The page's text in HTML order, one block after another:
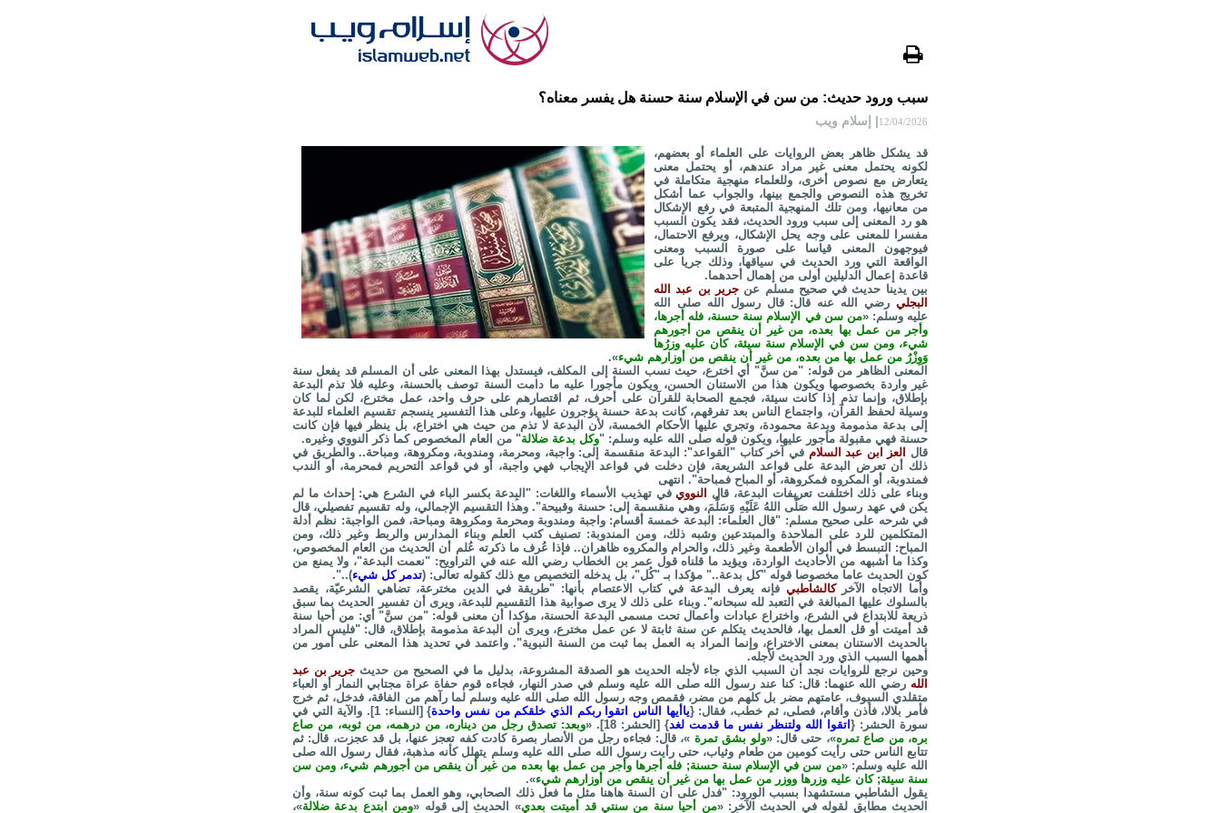
سبب ورود حديث: من سن في الإسلام سنة حسنة هل يفسر معناه؟
12/04/2026| إسلام ويب
قد يشكل ظاهر بعض الروايات على العلماء أو بعضهم،
لكونه يحتمل معنى غير مراد عندهم، أو يحتمل معنى
يتعارض مع نصوص أخرى، وللعلماء منهجية متكاملة في
تخريج هذه النصوص والجمع بينها، والجواب عما أشكل
من معانيها، ومن تلك المنهجية المتبعة في رفع الإشكال
هو رد المعنى إلى سبب ورود الحديث، فقد يكون السبب
مفسرا للمعنى على وجه يحل الإشكال، ويرفع الاحتمال،
فيوجهون المعنى قياسا على صورة السبب ومعنى
الواقعة التي ورد الحديث في سياقها، وذلك جريا على
قاعدة إعمال الدليلين أولى من إهمال أحدهما.
بين يدينا حديث في صحيح مسلم عنجرير بن عبد الله
البجلي رضي الله عنه قال: قال رسول الله صلى الله
عليه وسلم: «من سن في الإسلام سنة حسنة، فله أجرها،
وأجر من عمل بها بعده، من غير أن ينقص من أجورهم
شيء، ومن سن في الإسلام سنة سيئة، كان عليه وزرُها
وَوِزْرُ من عمل بها من بعده، من غير أن ينقص من أوزارهم شيء».
المعنى الظاهر من قوله: "من سنَّ" أي اخترع، حيث نسب السنة إلى المكلف، فيستدل بهذا المعنى على أن المسلم قد يفعل سنة
غير واردة بخصوصها ويكون هذا من الاستنان الحسن، ويكون مأجورا عليه ما دامت السنة توصف بالحسنة، وعليه فلا تذم البدعة
بإطلاق، وإنما تذم إذا كانت سيئة، فجمع الصحابة للقرآن على أحرف، ثم اقتصارهم على حرف واحد، عمل مخترع، لكن لما كان
وسيلة لحفظ القرآن، واجتماع الناس بعد تفرقهم، كانت بدعة حسنة يؤجرون عليها، وعلى هذا التفسير ينسجم تقسيم العلماء للبدعة
إلى بدعة مذمومة وبدعة محمودة، وتجري عليها الأحكام الخمسة، لأن البدعة لا تذم من حيث هي اختراع، بل ينظر فيها فإن كانت
حسنة فهي مقبولة مأجور عليها، ويكون قوله صلى الله عليه وسلم: "وكل بدعة ضلالة" من العام المخصوص كما ذكر النووي وغيره.
قال
العز ابن عبد السلام في آخر كتاب "القواعد": البدعة منقسمة إلى: واجبة، ومحرمة، ومندوبة، ومكروهة، ومباحة.. والطريق في
ذلك أن تعرض البدعة على قواعد الشريعة، فإن دخلت في قواعد الإيجاب فهي واجبة، أو في قواعد التحريم فمحرمة، أو الندب
فمندوبة، أو المكروه فمكروهة، أو المباح فمباحة". انتهى
وبناء على ذلك اختلفت تعريفات البدعة، قال
النوويفي تهذيب الأسماء واللغات: "البِدعة بكسر الباء في الشرع هي: إحداث ما لم
يكن في عهد رسول الله صَلَّى اللهُ عَلَيْهِ وَسَلَّمَ، وهي منقسمة إلى: حسنة وقبيحة". وهذا التقسيم الإجمالي، وله تقسيم تفصيلي، قال
في شرحه على صحيح مسلم: "قال العلماء: البدعة خمسة أقسام: واجبة ومندوبة ومحرمة ومكروهة ومباحة، فمن الواجبة: نظم أدلة
المتكلمين للرد على الملاحدة والمبتدعين وشبه ذلك، ومن المندوبة: تصنيف كتب العلم وبناء المدارس والربط وغير ذلك، ومن
المباح: التبسط في ألوان الأطعمة وغير ذلك، والحرام والمكروه ظاهران.. فإذا عُرف ما ذكرته عُلم أن الحديث من العام المخصوص،
وكذا ما أشبهه من الأحاديث الواردة، ويؤيد ما قلناه قول عمر بن الخطاب رضي الله عنه في التراويح: "نعمت البدعة"، ولا يمنع من
كون الحديث عاما مخصوصا قوله "كل بدعة.." مؤكدا بـ "كُل"، بل يدخله التخصيص مع ذلك كقوله تعالى: (تدمر كل شيء)..".
وأما الاتجاه الآخركالشاطبي فإنه يعرف البدعة في كتاب الاعتصام بأنها: "طريقة في الدين مخترعة، تضاهي الشرعيّة، يقصد
بالسلوك عليها المبالغة في التعبد لله سبحانه". وبناء على ذلك لا يرى صوابية هذا التقسيم للبدعة، ويرى أن تفسير الحديث بما سبق
ذريعة للابتداع في الشرع، واختراع عبادات وأعمال تحت مسمى البدعة الحسنة، مؤكدا أن معنى قوله: "من سنَّ" أي: من أحيا سنة
قد أميتت أو قل العمل بها، فالحديث يتكلم عن سنة ثابتة لا عن عمل مخترع، ويرى أن البدعة مذمومة بإطلاق، قال: "فليس المراد
بالحديث الاستنان بمعنى الاختراع، وإنما المراد به العمل بما ثبت من السنة النبوية". واعتمد في تحديد هذا المعنى على أمور من
أهمها السبب الذي ورد الحديث لأجله.
وحين نرجع للروايات نجد أن السبب الذي جاء لأجله الحديث هو الصدقة المشروعة، بدليل ما في الصحيح من حديث جرير بن عبد
الله رضي الله عنهما: قال: كنا عند رسول الله صلى الله عليه وسلم في صدر النهار، فجاءه قوم حفاة عراة مجتابي النمار أو العباء
متقلدي السيوف، عامتهم مضر بل كلهم من مضر، فقمص وجه رسول الله صلى الله عليه وسلم لما رآهم من الفاقة، فدخل، ثم خرج
فأمر بلالا، فأذن وأقام، فصلى، ثم خطب، فقال: {ياأيها الناس اتقوا ربكم الذي خلقكم من نفس واحدة
} [النساء: 1]. والآية التي في
سورة الحشر: { اتقوا الله ولتنظر نفس ما قدمت لغد} [الحشر: 18]. «
وبعد: تصدق رجل من ديناره، من درهمه، من ثوبه، من صاع
بره، من صاع تمره»، حتى قال: «ولو بشق تمرة »، قال: فجاءه رجل من الأنصار بصرة كادت كفه تعجز عنها، بل قد عجزت، قال: ثم
تتابع الناس حتى رأيت كومين من طعام وثياب، حتى رأيت رسول الله صلى الله عليه وسلم يتهلل كأنه مذهبة، فقال رسول الله صلى
الله عليه وسلم: «من سن في الإسلام سنة حسنة; فله أجرها وأجر من عمل بها بعده من غير أن ينقص من أجورهم شيء، ومن سن
سنة سيئة; كان عليه وزرها ووزر من عمل بها من غير أن ينقص من أوزارهم شيء».
يقول الشاطبي مستشهدا بسبب الورود: "فدل على أن السنة هاهنا مثل ما فعل ذلك الصحابي، وهو العمل بما ثبت كونه سنة، وأن
الحديث مطابق لقوله في الحديث الآخر: «من أحيا سنة من سنتي قد أميتت بعدي» الحديث إلى قوله «ومن ابتدع بدعة ضلالة»،